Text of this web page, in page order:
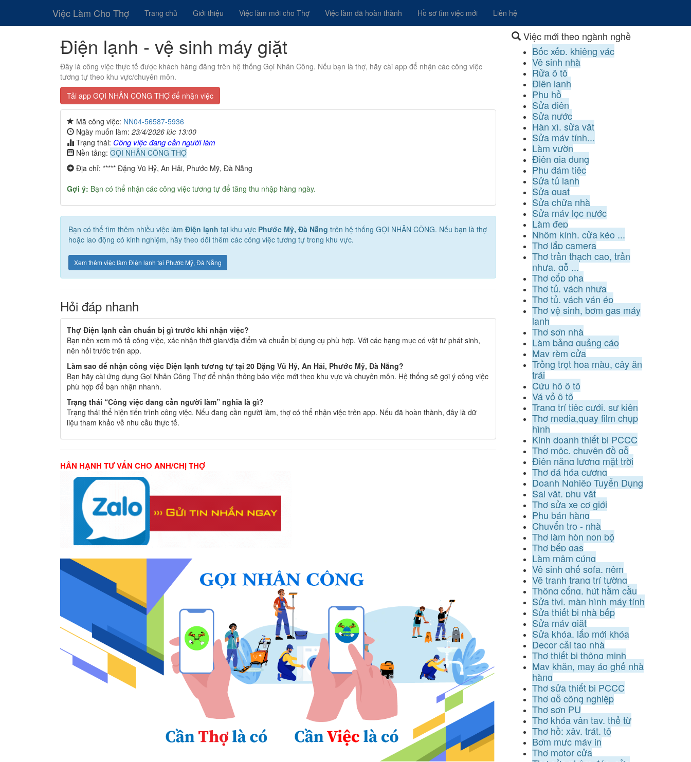
Việc Làm Cho Thợ Trang chủ Giới thiệu Việc làm mới cho Thợ Việc làm đã hoàn thành Hồ sơ tìm việc mới Liên hệ
Điện lạnh - vệ sinh máy giặt
Đây là công việc thực tế được khách hàng đăng trên hệ thống Gọi Nhân Công. Nếu bạn là thợ, hãy cài app để nhận các công việc
tương tự theo khu vực/chuyên môn.
Tải app GỌI NHÂN CÔNG THỢ để nhận việc
Mã công việc: NN04-56587-5936
Ngày muốn làm: 23/4/2026 lúc 13:00
Trạng thái: Công việc đang cần người làm
Nền tảng: GỌI NHÂN CÔNG THỢ
Địa chỉ: ***** Đặng Vũ Hỷ, An Hải, Phước Mỹ, Đà Nẵng
Gợi ý: Bạn có thể nhận các công việc tương tự để tăng thu nhập hàng ngày.
Bạn có thể tìm thêm nhiều việc làm Điện lạnh tại khu vực Phước Mỹ, Đà Nẵng trên hệ thống GỌI NHÂN CÔNG. Nếu bạn là thợ
hoặc lao động có kinh nghiệm, hãy theo dõi thêm các công việc tương tự trong khu vực.
Xem thêm việc làm Điện lạnh tại Phước Mỹ, Đà Nẵng
Hỏi đáp nhanh
Thợ Điện lạnh cần chuẩn bị gì trước khi nhận việc?
Bạn nên xem mô tả công việc, xác nhận thời gian/địa điểm và chuẩn bị dụng cụ phù hợp. Với các hạng mục có vật tư phát sinh,
nên hỏi trước trên app.
Làm sao để nhận công việc Điện lạnh tương tự tại 20 Đặng Vũ Hỷ, An Hải, Phước Mỹ, Đà Nẵng?
Bạn hãy cài ứng dụng Gọi Nhân Công Thợ để nhận thông báo việc mới theo khu vực và chuyên môn. Hệ thống sẽ gợi ý công việc
phù hợp để bạn nhận nhanh.
Trạng thái “Công việc đang cần người làm” nghĩa là gì?
Trạng thái thể hiện tiến trình công việc. Nếu đang cần người làm, thợ có thể nhận việc trên app. Nếu đã hoàn thành, đây là dữ
liệu tham khảo về nhu cầu thực tế.
HÂN HẠNH TƯ VẤN CHO ANH/CHỊ THỢ
Việc mới theo ngành nghề
Bốc xếp, khiêng vác
Vệ sinh nhà
Rửa ô tô
Điện lạnh
Phụ hồ
Sửa điện
Sửa nước
Hàn xì, sửa vặt
Sửa máy tính...
Làm vườn
Điện gia dụng
Phụ đám tiệc
Sửa tủ lạnh
Sửa quạt
Sửa chữa nhà
Sửa máy lọc nước
Làm đẹp
Nhôm kính, cửa kéo ...
Thợ lắp camera
Thợ trần thạch cao, trần
nhựa, gỗ ...
Thợ cốp pha
Thợ tủ, vách nhựa
Thợ tủ, vách ván ép
Thợ vệ sinh, bơm gas máy
lạnh
Thợ sơn nhà
Làm bảng quảng cáo
May rèm cửa
Trồng trọt hoa màu, cây ăn
trái
Cứu hộ ô tô
Vá vỏ ô tô
Trang trí tiệc cưới, sự kiện
Thợ media,quay film chụp
hình
Kinh doanh thiết bị PCCC
Thợ mộc, chuyên đồ gỗ
Điện năng lượng mặt trời
Thợ đá hóa cương
Doanh Nghiệp Tuyển Dụng
Sai vặt, phụ vặt
Thợ sửa xe cơ giới
Phụ bán hàng
Chuyển trọ - nhà
Thợ làm hòn non bộ
Thợ bếp gas
Làm mâm cúng
Vệ sinh ghế sofa, nệm
Vẽ tranh trang trí tường
Thông cống, hút hầm cầu
Sửa tivi, màn hình máy tính
Sửa thiết bị nhà bếp
Sửa máy giặt
Sửa khóa, lắp mới khóa
Decor cải tạo nhà
Thợ thiết bị thông minh
May khăn, may áo ghế nhà
hàng
Thợ sửa thiết bị PCCC
Thợ gỗ công nghiệp
Thợ sơn PU
Thợ khóa vân tay, thẻ từ
Thợ hồ: xây, trát, tô
Bơm mực máy in
Thợ motor cửa